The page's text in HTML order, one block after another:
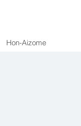
Hon-Aizome